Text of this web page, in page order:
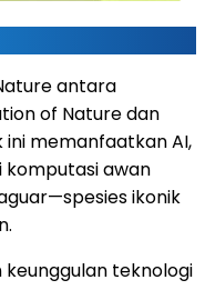
antara
of Nature dan
ini memanfaatkan AI,
komputasi awan
ikonik
teknologi